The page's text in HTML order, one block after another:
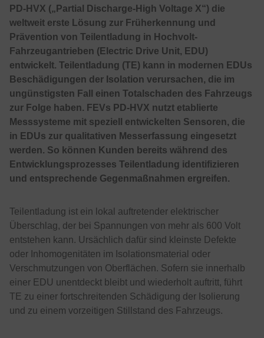
PD-HVX („Partial Discharge-High Voltage X“) die
weltweit erste Lösung zur Früherkennung und
Prävention von Teilentladung in Hochvolt-
Fahrzeugantrieben (Electric Drive Unit, EDU)
entwickelt. Teilentladung (TE) kann in modernen EDUs
Beschädigungen der Isolation verursachen, die im
ungünstigsten Fall einen Totalschaden des Fahrzeugs
zur Folge haben. FEVs PD-HVX nutzt etablierte
Messsysteme mit speziell entwickelten Sensoren, die
in EDUs zur qualitativen Messerfassung eingesetzt
werden. So können Kunden bereits während des
Entwicklungsprozesses Teilentladung identifizieren
und entsprechende Gegenmaßnahmen ergreifen.
Teilentladung ist ein lokal auftretender elektrischer
Überschlag, der bei Spannungen von mehr als 600 Volt
entstehen kann. Ursächlich dafür sind kleinste Defekte
oder Inhomogenitäten im Isolationsmaterial oder
Verschmutzungen von Oberflächen. Sofern sie innerhalb
einer EDU unentdeckt bleibt und wiederholt auftritt, führt
TE zu einer fortschreitenden Schädigung der Isolierung
und zu einem vorzeitigen Stillstand des Fahrzeugs.